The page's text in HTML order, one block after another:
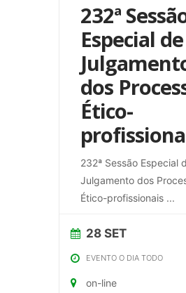
232ª
Especial de
dos
Ético-
232ª Sessão Especial
Julgamento dos
Ético-profissionais ...
28 SET
EVENTO O DIA TODO
on-line